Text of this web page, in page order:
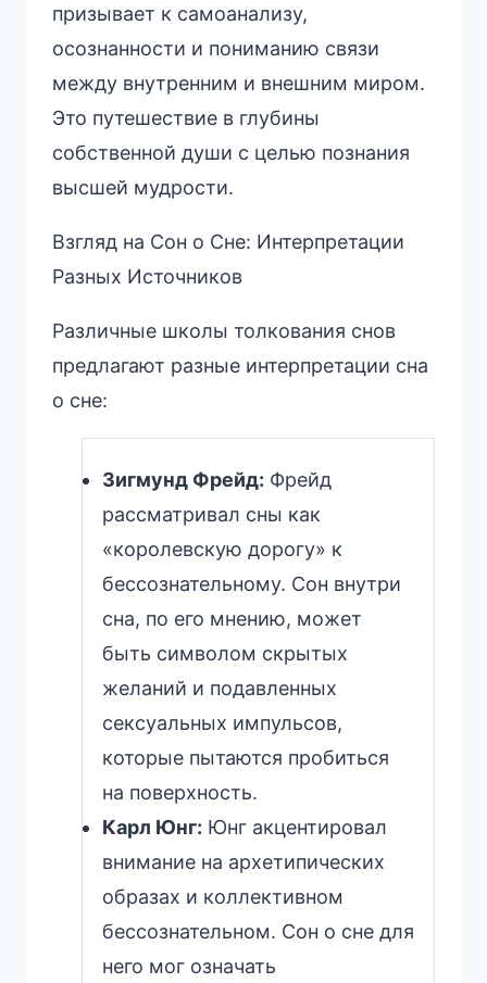
призывает к самоанализу,
осознанности и пониманию связи
между внутренним и внешним миром.
Это путешествие в глубины
собственной души с целью познания
высшей мудрости.
Взгляд на Сон о Сне: Интерпретации
Разных Источников
Различные школы толкования снов
предлагают разные интерпретации сна
о сне:
Зигмунд Фрейд: Фрейд
рассматривал сны как
«королевскую дорогу» к
бессознательному. Сон внутри
сна, по его мнению, может
быть символом скрытых
желаний и подавленных
сексуальных импульсов,
которые пытаются пробиться
на поверхность.
Карл Юнг: Юнг акцентировал
внимание на архетипических
образах и коллективном
бессознательном. Сон о сне для
него мог означать